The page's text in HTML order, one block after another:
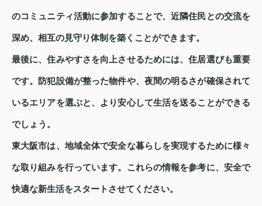
のコミュニティ活動に参加することで、近隣住民との交流を
深め、相互の見守り体制を築くことができます。
最後に、住みやすさを向上させるためには、住居選びも重要
です。防犯設備が整った物件や、夜間の明るさが確保されて
いるエリアを選ぶと、より安心して生活を送ることができる
でしょう。
東大阪市は、地域全体で安全な暮らしを実現するために様々
な取り組みを行っています。これらの情報を参考に、安全で
快適な新生活をスタートさせてください。